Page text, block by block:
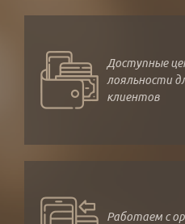
Доступные
лояльности
клиентов
Работаем с